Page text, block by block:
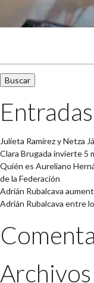
Julieta Ramírez y Netza
Clara Brugada invierte 5
Quién es Aureliano
de la Federación
Adrián Rubalcava
Adrián Rubalcava entre
Archivos